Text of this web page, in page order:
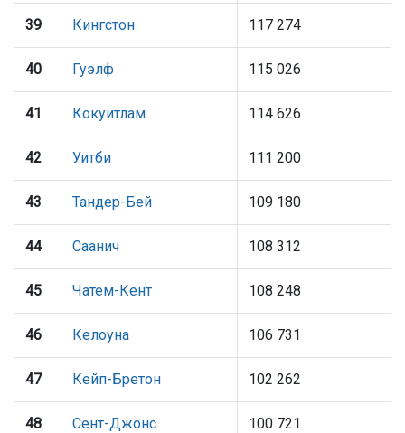
39 Кингстон 117 274
40 Гуэлф 115 026
41 Кокуитлам 114 626
42 Уитби 111 200
43 Тандер-Бей 109 180
44 Саанич 108 312
45 Чатем-Кент 108 248
46 Келоуна 106 731
47 Кейп-Бретон 102 262
48 Сент-Джонс 100 721